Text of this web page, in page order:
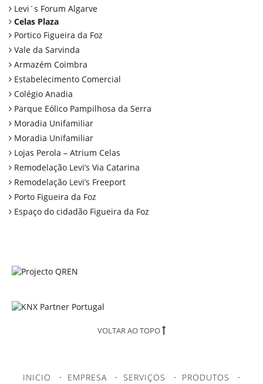
Levi´s Forum Algarve
Celas Plaza
Portico Figueira da Foz
Vale da Sarvinda
Armazém Coimbra
Estabelecimento Comercial
Colégio Anadia
Parque Eólico Pampilhosa da Serra
Moradia Unifamiliar
Moradia Unifamiliar
Lojas Perola – Atrium Celas
Remodelação Levi’s Via Catarina
Remodelação Levi’s Freeport
Porto Figueira da Foz
Espaço do cidadão Figueira da Foz
VOLTAR AO TOPO
INICIO · EMPRESA · SERVIÇOS · PRODUTOS
·